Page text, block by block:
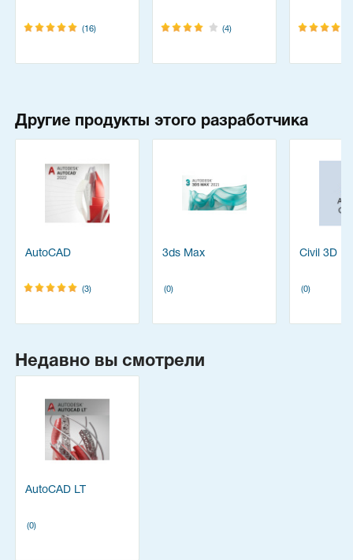
(16) (4)
Другие продукты этого разработчика
AutoCAD
(3)
3ds Max
(0)
Civil 3D
(0)
Недавно вы смотрели
AutoCAD LT
(0)